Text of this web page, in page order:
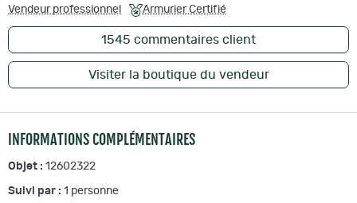
Vendeur professionnel Armurier Certifié
1545 commentaires client
Visiter la boutique du vendeur
INFORMATIONS COMPLÉMENTAIRES
Objet : 12602322
Suivi par : 1 personne